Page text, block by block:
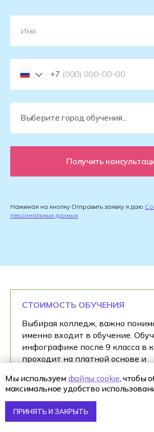
+7
Получить
Нажимая на кнопку Отправить заявку я даю
персональных данных
СТОИМОСТЬ ОБУЧЕНИЯ
Выбирая колледж, важно
именно входит в обучение.
инфографике после 9 класса в
проходит на платной основе и
Оплата включает всю
Мы используем файлы cookie, чтобы
максимальное удобство
ПРИНЯТЬ И ЗАКРЫТЬ